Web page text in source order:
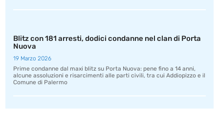
Blitz con 181 arresti, dodici condanne nel clan di Porta
Nuova
19 Marzo 2026
Prime condanne dal maxi blitz su Porta Nuova: pene fino a 14 anni,
alcune assoluzioni e risarcimenti alle parti civili, tra cui Addiopizzo e il
Comune di Palermo